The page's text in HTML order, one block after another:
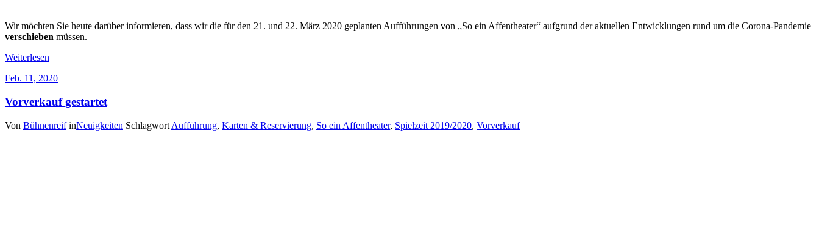
Wir möchten Sie heute darüber informieren, dass wir die für den 21. und 22. März 2020 geplanten Aufführungen von „So ein Affentheater“ aufgrund der aktuellen Entwicklungen rund um die Corona-Pandemie
verschieben müssen.
Weiterlesen
Feb. 11, 2020
Vorverkauf gestartet
Von Bühnenreif inNeuigkeiten Schlagwort Aufführung, Karten & Reservierung, So ein Affentheater, Spielzeit 2019/2020, Vorverkauf